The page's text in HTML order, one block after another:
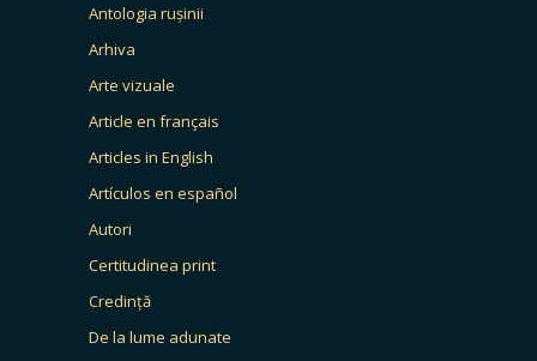
Antologia rușinii
Arhiva
Arte vizuale
Article en français
Articles in English
Artículos en español
Autori
Certitudinea print
Credință
De la lume adunate